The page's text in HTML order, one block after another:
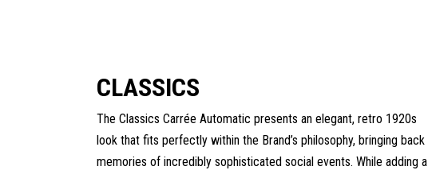
CLASSICS
The Classics Carrée Automatic presents an elegant, retro 1920s
look that fits perfectly within the Brand’s philosophy, bringing back
memories of incredibly sophisticated social events. While adding a